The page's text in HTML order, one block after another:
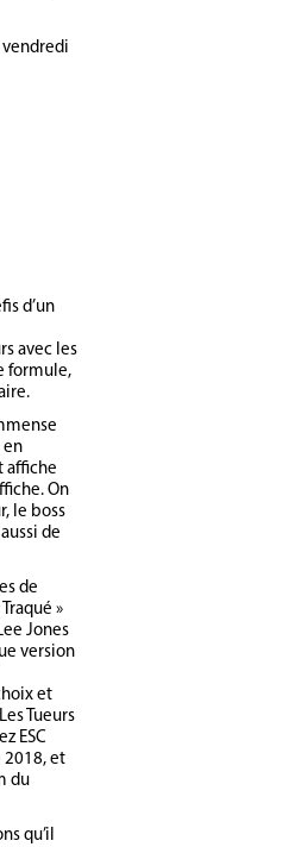
vendredi
d’un
avec les
formule,
en
affiche
On
le boss
de
de
»
Jones
version
et
Tueurs
ESC
2018, et
du
qu’il